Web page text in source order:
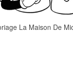
La Maison De